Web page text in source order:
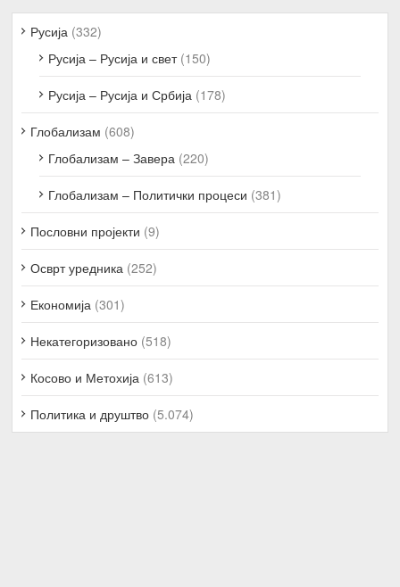
Русија (332)
Русија – Русија и свет(150)
Русија – Русија и Србија (178)
Глобализам (608)
Глобализам – Завера (220)
Глобализам – Политички процеси (381)
Пословни пројекти (9)
Осврт уредника (252)
Економија (301)
Некатегоризовано (518)
Косово и Метохија (613)
Политика и друштво (5.074)